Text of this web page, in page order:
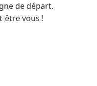
de départ.
être vous !